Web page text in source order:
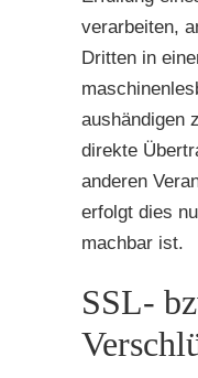
verarbeiten,
Dritten in
aushändigen
direkte
anderen
erfolgt dies
machbar ist.
SSL-